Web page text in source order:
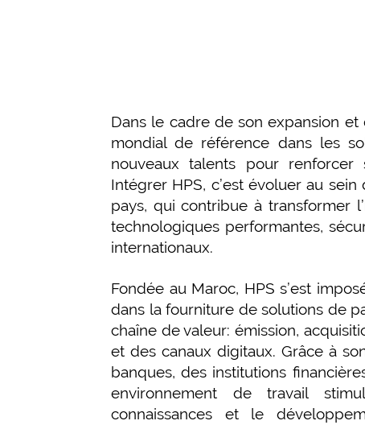
Dans le cadre de son expansion
mondial de référence dans les
nouveaux talents pour renforcer
Intégrer HPS, c’est évoluer au
pays, qui contribue à transformer
technologiques performantes,
internationaux.
Fondée au Maroc, HPS s’est
dans la fourniture de solutions de
chaîne de valeur: émission,
et des canaux digitaux. Grâce à
banques, des institutions
environnement de travail
connaissances et le